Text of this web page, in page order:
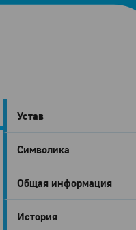
Город
Глазов
Устав
Символика
Общая информация
История